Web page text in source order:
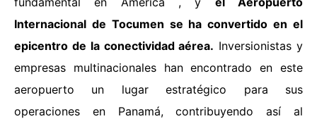
Internacional de Tocumen se ha convertido en el
epicentro de la conectividad aérea. Inversionistas y
empresas multinacionales han encontrado en este
aeropuerto un lugar estratégico para sus
operaciones en Panamá, contribuyendo así al